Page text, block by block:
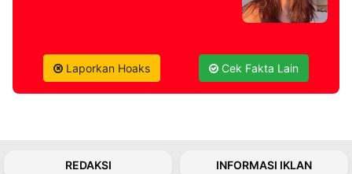
Laporkan Hoaks Cek Fakta Lain
REDAKSI INFORMASI IKLAN